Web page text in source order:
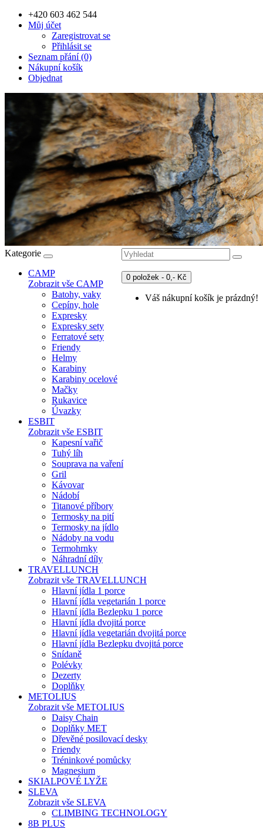
+420 603 462 544
Můj účet
Zaregistrovat se
Přihlásit se
Seznam přání (0)
Nákupní košík
Objednat
0 položek - 0,- Kč
Váš nákupní košík je prázdný!
Kategorie
CAMP
Zobrazit vše CAMP
Batohy, vaky
Cepíny, hole
Expresky
Expresky sety
Ferratové sety
Friendy
Helmy
Karabiny
Karabiny ocelové
Mačky
Rukavice
Úvazky
ESBIT
Zobrazit vše ESBIT
Kapesní vařič
Tuhý líh
Souprava na vaření
Gril
Kávovar
Nádobí
Titanové příbory
Termosky na pití
Termosky na jídlo
Nádoby na vodu
Termohrnky
Náhradní díly
TRAVELLUNCH
Zobrazit vše TRAVELLUNCH
Hlavní jídla 1 porce
Hlavní jídla vegetarián 1 porce
Hlavní jídla Bezlepku 1 porce
Hlavní jídla dvojitá porce
Hlavní jídla vegetarián dvojitá porce
Hlavní jídla Bezlepku dvojitá porce
Snídaně
Polévky
Dezerty
Doplňky
METOLIUS
Zobrazit vše METOLIUS
Daisy Chain
Doplňky MET
Dřevěné posilovací desky
Friendy
Tréninkové pomůcky
Magnesium
SKIALPOVÉ LYŽE
SLEVA
Zobrazit vše SLEVA
CLIMBING TECHNOLOGY
8B PLUS